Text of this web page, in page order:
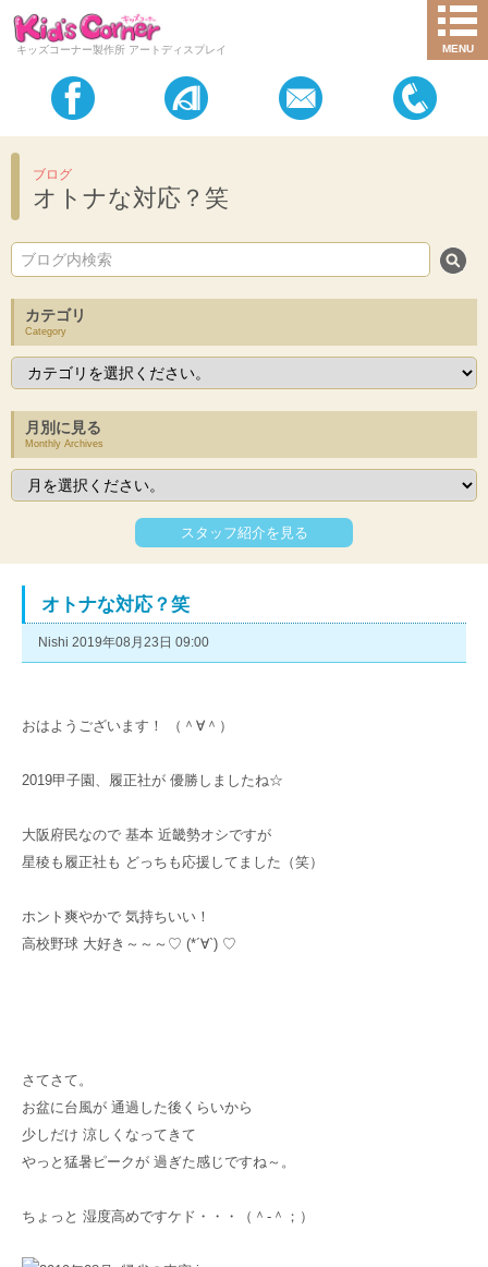
キッズコーナー製作所 アートディスプレイ MENU
ブログ
オトナな対応？笑
カテゴリ
Category
月別に見る
Monthly Archives
スタッフ紹介を見る
オトナな対応？笑
Nishi 2019年08月23日 09:00
おはようございます！ （＾∀＾）
2019甲子園、履正社が 優勝しましたね☆
大阪府民なので 基本 近畿勢オシですが
星稜も履正社も どっちも応援してました（笑）
ホント爽やかで 気持ちいい！
高校野球 大好き～～～♡ (*´∀`) ♡
さてさて。
お盆に台風が 通過した後くらいから
少しだけ 涼しくなってきて
やっと猛暑ピークが 過ぎた感じですね～。
ちょっと 湿度高めですケド・・・（＾-＾；）